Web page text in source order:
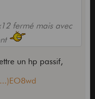
fermé mais avec
un hp passif,